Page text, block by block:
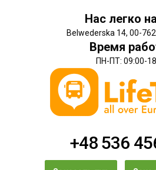
Нас легко
Belwederska 14, 00-
Время
ПН-ПТ: 09:00-
+48 536